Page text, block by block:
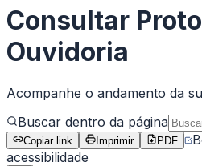
Consultar
Ouvidoria
Acompanhe o andamento da
Buscar dentro da página
Copiar link Imprimir PDF
acessibilidade